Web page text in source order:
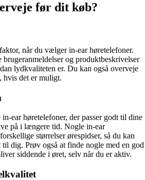
før dit køb?
når du vælger in-ear høretelefoner.
og produktbeskrivelser
lydkvaliteten er. Du kan også overveje
hvis det er muligt.
ear høretelefoner, der passer godt til dine
på i længere tid. Nogle in-ear
størrelser ørespidser, så du kan
til dig. Prøv også at finde nogle med en god
siddende i øret, selv når du er aktiv.